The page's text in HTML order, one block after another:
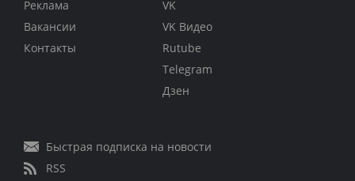
Реклама
Вакансии
Контакты
VK
VK Видео
Rutube
Telegram
Дзен
Быстрая подписка на новости
RSS